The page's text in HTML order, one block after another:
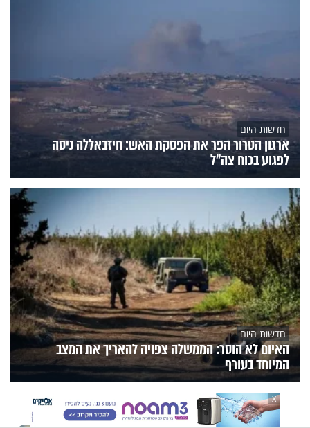
חדשות היום
ארגון הטרור הפר את הפסקת האש: חיזבאללה ניסה
לפגוע בכוח צה"ל
חדשות היום
האיום לא הוסר: הממשלה צפויה להאריך את המצב
המיוחד בעורף
הנצפיםפעילות הידברותתוכניות הערוץ X